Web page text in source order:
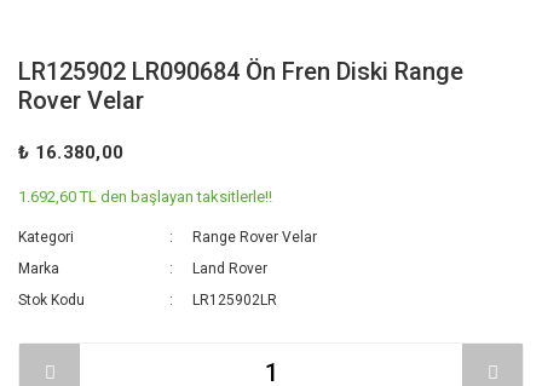
LR125902 LR090684 Ön Fren Diski Range
Rover Velar
₺ 16.380,00
1.692,60 TL den başlayan taksitlerle!!
Kategori
Range Rover Velar
Marka
Land Rover
Stok Kodu
LR125902LR